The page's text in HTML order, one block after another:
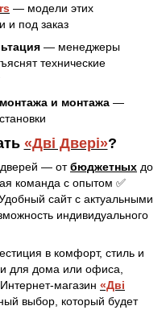
— модели этих
и под заказ
— менеджеры
технические
и монтажа —
«Дві Двері»?
— отбюджетных до
команда с опытом ✅
сайт с актуальными
индивидуального
в комфорт, стиль и
для дома или офиса,
магазин «Дві
выбор, который будет